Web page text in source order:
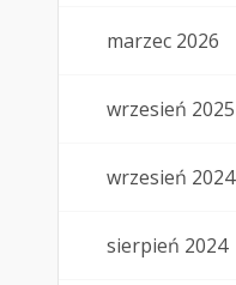
marzec 2026
wrzesień 2025
wrzesień 2024
sierpień 2024